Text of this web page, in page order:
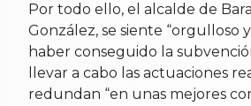
Por todo ello, el alcalde de
González, se siente “orgulloso
haber conseguido la
llevar a cabo las actuaciones
redundan “en unas mejores